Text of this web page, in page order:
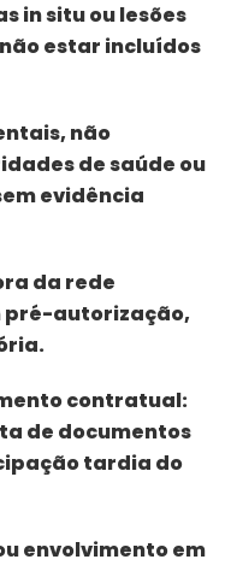
in situ ou lesões
estar incluídos
não
de saúde ou
evidência
da rede
pré-autorização,
contratual:
de documentos
tardia do
envolvimento em